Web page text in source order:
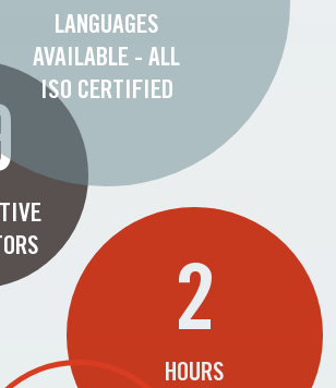
2
HOURS
LANGUAGES
AVAILABLE - ALL
ISO CERTIFIED